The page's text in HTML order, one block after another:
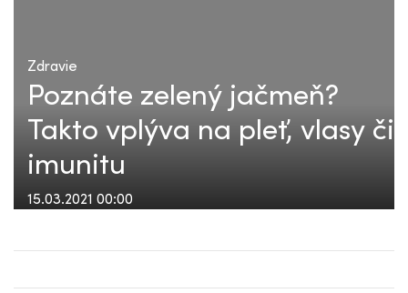
Zdravie
Poznáte zelený jačmeň?
Takto vplýva na pleť, vlasy či
imunitu
15.03.2021 00:00